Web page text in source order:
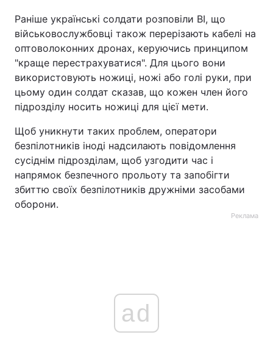
Раніше українські солдати розповіли BI, що
військовослужбовці також перерізають кабелі на
оптоволоконних дронах, керуючись принципом
"краще перестрахуватися". Для цього вони
використовують ножиці, ножі або голі руки, при
цьому один солдат сказав, що кожен член його
підрозділу носить ножиці для цієї мети.
Щоб уникнути таких проблем, оператори
безпілотників іноді надсилають повідомлення
сусіднім підрозділам, щоб узгодити час і
напрямок безпечного прольоту та запобігти
збиттю своїх безпілотників дружніми засобами
оборони.
Реклама
ad